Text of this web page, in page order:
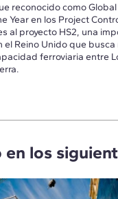
reconocido como
Year en los Project
al proyecto HS2, una
el Reino Unido que busca
ferroviaria entre
en los